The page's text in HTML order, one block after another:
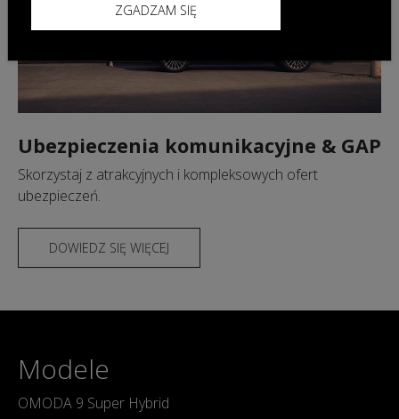
Ubezpieczenia komunikacyjne & GAP
Skorzystaj z atrakcyjnych i kompleksowych ofert
ubezpieczeń.
DOWIEDZ SIĘ WIĘCEJ
Modele
OMODA 9 Super Hybrid
ZGADZAM SIĘ